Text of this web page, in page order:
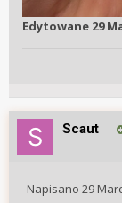
Edytowane 29
Scaut
Napisano 29